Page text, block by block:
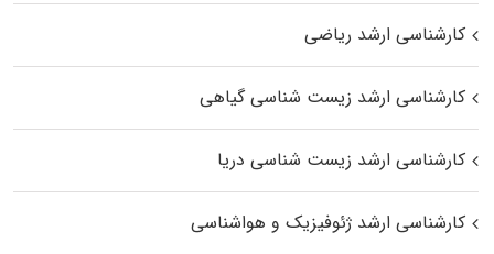
کارشناسی ارشد ریاضی
کارشناسی ارشد زیست‌ شناسی گیاهی
کارشناسی ارشد زیست‌ شناسی دریا
کارشناسی ارشد ژئوفیزیک و هواشناسی